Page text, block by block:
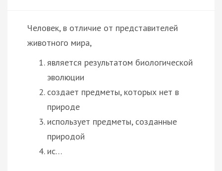
Человек, в отличие от представителей
животного мира,
является результатом биологической
эволюции
создает предметы, которых нет в
природе
использует предметы, созданные
природой
ис…